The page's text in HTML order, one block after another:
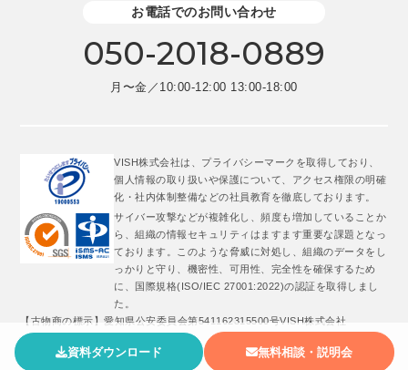
資料ダウンロード 無料相談・説明会
お電話でのお問い合わせ
050-2018-0889
月〜金／10:00-12:00 13:00-18:00
VISH株式会社は、プライバシーマークを取得しており、
個人情報の取り扱いや保護について、アクセス権限の明確
化・社内体制整備などの社員教育を徹底しております。
サイバー攻撃などが複雑化し、頻度も増加していることか
ら、組織の情報セキュリティはますます重要な課題となっ
ております。このような脅威に対処し、組織のデータをし
っかりと守り、機密性、可用性、完全性を確保するため
に、国際規格(ISO/IEC 27001:2022)の認証を取得しまし
た。
【古物商の標示】愛知県公安委員会第541162315500号VISH株式会社